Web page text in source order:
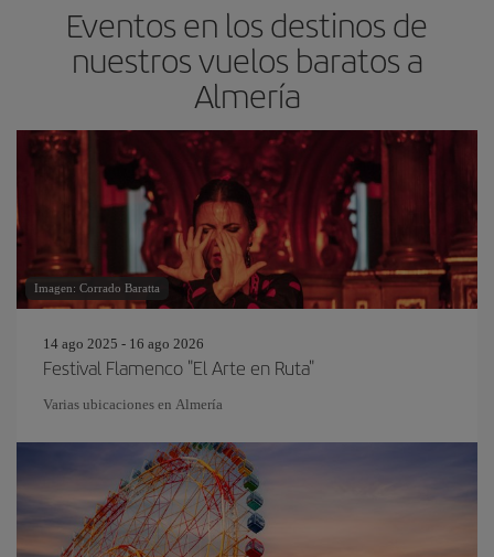
Eventos en los destinos de
nuestros vuelos baratos a
Almería
Imagen: Corrado Baratta
14 ago 2025 - 16 ago 2026
Festival Flamenco "El Arte en Ruta"
Varias ubicaciones en Almería